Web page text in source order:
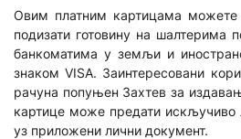
Стамбени кредит
Кредит за енергетску
ПЛАТНЕ КАРТИЦЕ
Visa дебитна
Mastercard дебитна
Visa кредитна
КРЕДИТИ
Пољопривредни кредити
ТАРИФА НАКНАДА
ОПШТИ УСЛОВИ ПОСЛОВАЊА
Овлашћени мењачи
Мењачки послови
Инструменти заштите од
ФИНАНСИЈСКЕ
Овим платним картицама можете
подизати готовину на шалтерима
банкоматима у земљи и
знаком VISA. Заинтересовани
рачуна попуњен Захтев за
картице може предати искључиво
уз приложени лични документ.